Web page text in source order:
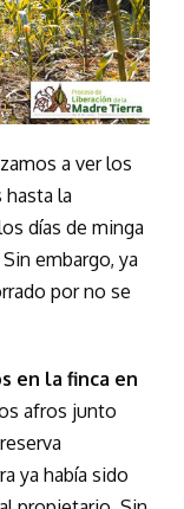
a ver los
hasta la
días de minga
embargo, ya
por no se
en la finca en
afros junto
ya había sido